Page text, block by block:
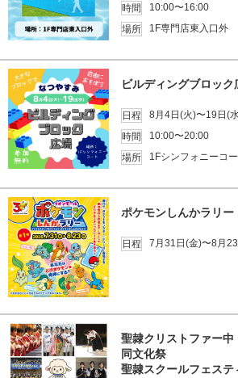
時間
10:00〜16:00
場所
1F専門店東入口外
ビルディングブロック
日程
8月4日(火)〜19日(
時間
10:00〜20:00
場所
1Fシンフォニーコー
ポケモンしんかラリー
日程 7月31日(金)〜8月
聖隷クリストファー
同文化祭
聖隷スクールフェステ